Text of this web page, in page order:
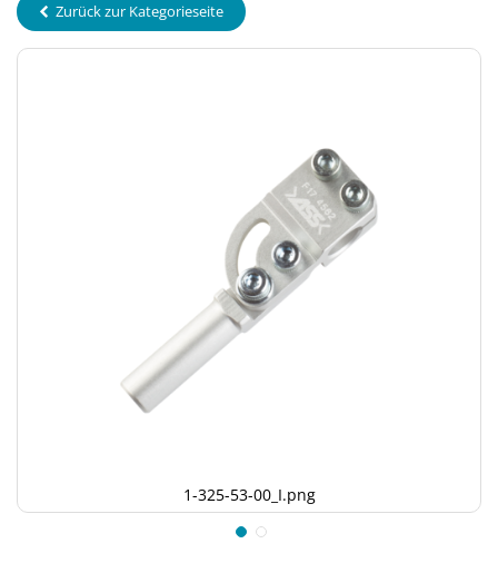
Zurück zur Kategorieseite
1-325-53-00_I.png